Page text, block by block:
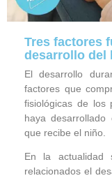
Tres factores
desarrollo del
El desarrollo
factores que
fisiológicas de los
haya
que recibe el niño.
En la actualidad
relacionados el